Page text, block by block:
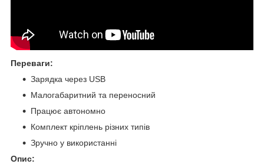
Переваги:
Зарядка через USB
Малогабаритний та переносний
Працює автономно
Комплект кріплень різних типів
Зручно у використанні
Опис: